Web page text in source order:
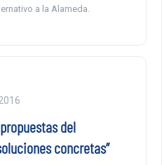
a la Alameda.
del
concretas”